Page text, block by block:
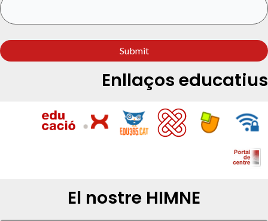
Enllaços educatius
El nostre HIMNE